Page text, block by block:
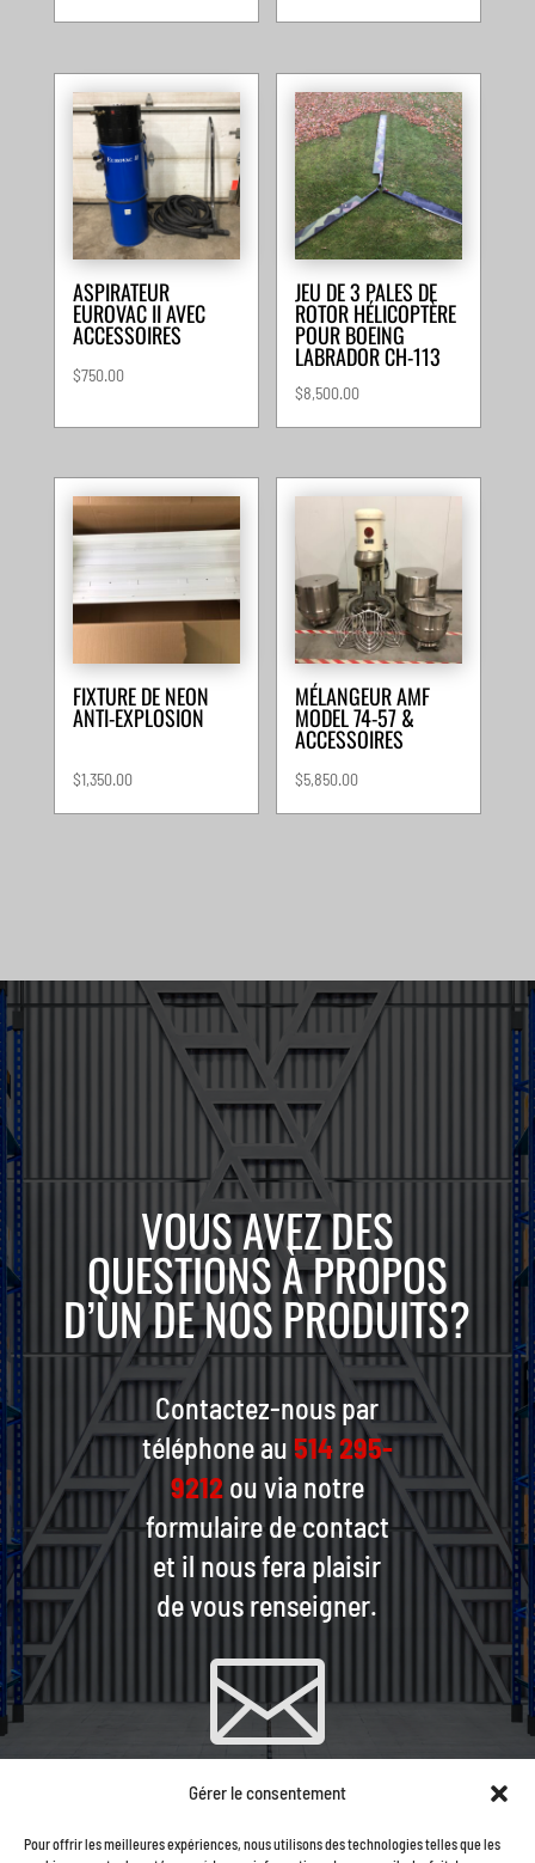
Gérer le consentement
Pour offrir les meilleures expériences, nous utilisons des technologies telles que les
ASPIRATEUR
EUROVAC II AVEC
ACCESSOIRES
$750.00
JEU DE 3 PALES DE
ROTOR HÉLICOPTÈRE
POUR BOEING
LABRADOR CH-113
$8,500.00
FIXTURE DE NEON
ANTI-EXPLOSION
$1,350.00
MÉLANGEUR AMF
MODEL 74-57 &
ACCESSOIRES
$5,850.00
VOUS AVEZ DES
QUESTIONS À PROPOS
D’UN DE NOS PRODUITS?
Contactez-nous par
téléphone au 514 295-
9212ou via notre
formulaire de contact
et il nous fera plaisir
de vous renseigner.
